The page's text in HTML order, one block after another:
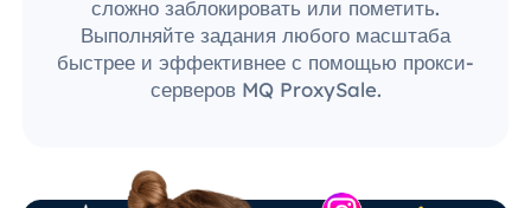
сложно заблокировать или пометить.
Выполняйте задания любого масштаба
быстрее и эффективнее с помощью прокси-
серверов MQ ProxySale.